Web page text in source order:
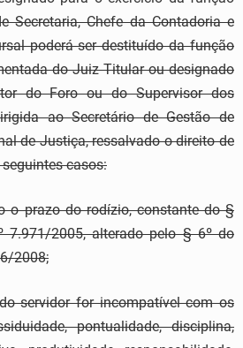
Secretaria, Chefe da Contadoria e
poderá ser destituído da função
do Juiz Titular ou designado
do Foro ou do Supervisor dos
ao Secretário de Gestão de
de Justiça, ressalvado o direito de
casos:
o prazo do rodízio, constante do §
7.971/2005, alterado pelo § 6º do
2008;
servidor for incompatível com os
pontualidade, disciplina,